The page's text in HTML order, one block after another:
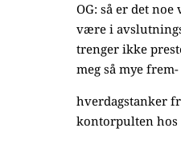
OG: så er det noe
være i
trenger ikke
meg så mye
hverdagstanker
kontorpulten hos